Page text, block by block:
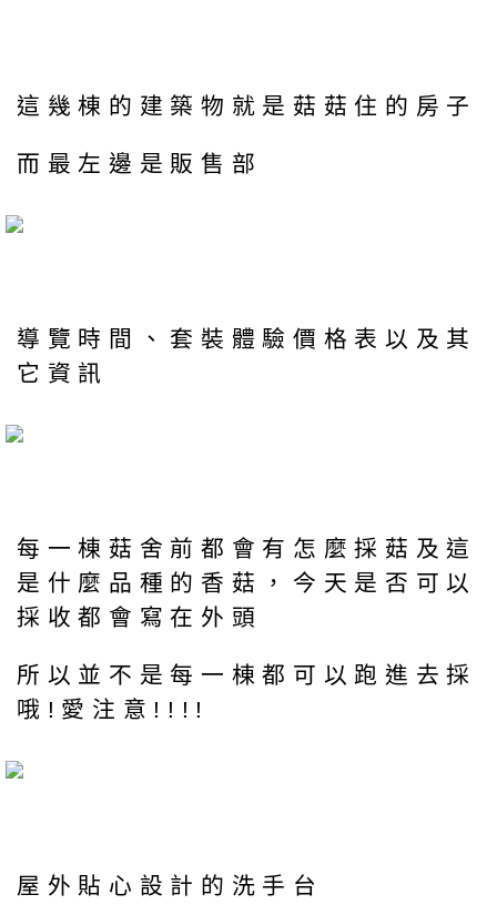
這幾棟的建築物就是菇菇住的房子
而最左邊是販售部
導覽時間、套裝體驗價格表以及其
它資訊
每一棟菇舍前都會有怎麼採菇及這
是什麼品種的香菇，今天是否可以
採收都會寫在外頭
所以並不是每一棟都可以跑進去採
哦!愛注意!!!!
屋外貼心設計的洗手台